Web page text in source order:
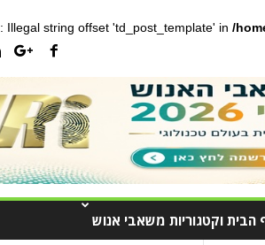
: Illegal string offset 'td_post_template' in /
הבית וקטגוריות משאבי אנוש